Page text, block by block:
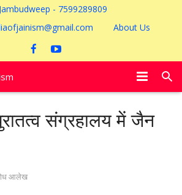
Jambudweep - 7599289809
About Us
संग्रहालय में जैन
आलेख